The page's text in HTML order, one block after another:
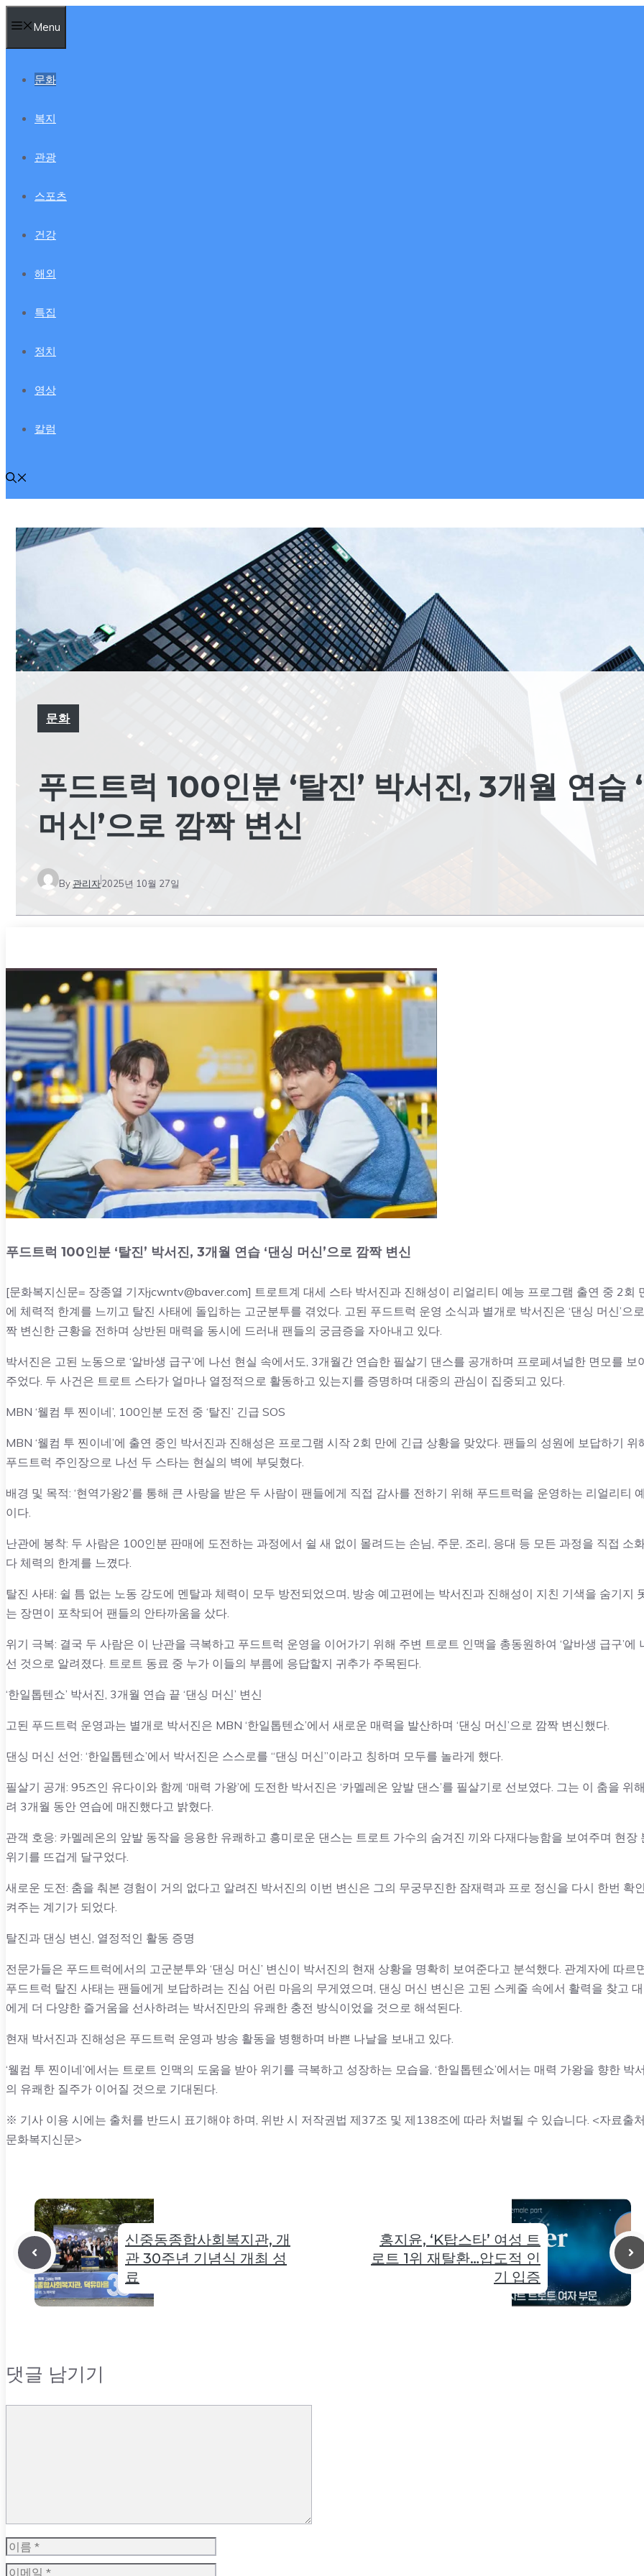
텐
츠
Menu
문화
복지
관광
스포츠
건강
해외
특집
정치
영상
칼럼
문화
푸드트럭 100인분 ‘탈진’ 박서진, 3개월 연습
머신’으로 깜짝 변신
By관리자2025년 10월 27일
푸드트럭 100인분 ‘탈진’ 박서진, 3개월 연습 ‘댄싱 머신’으로 깜짝 변신
[문화복지신문= 장종열 기자jcwntv@baver.com] 트로트계 대세 스타 박서진과 진해성이 리얼리티 예능 프로그램 출연 중 2회
에 체력적 한계를 느끼고 탈진 사태에 돌입하는 고군분투를 겪었다. 고된 푸드트럭 운영 소식과 별개로 박서진은 ‘댄싱 머신’으
짝 변신한 근황을 전하며 상반된 매력을 동시에 드러내 팬들의 궁금증을 자아내고 있다.
박서진은 고된 노동으로 ‘알바생 급구’에 나선 현실 속에서도, 3개월간 연습한 필살기 댄스를 공개하며 프로페셔널한 면모를 보
주었다. 두 사건은 트로트 스타가 얼마나 열정적으로 활동하고 있는지를 증명하며 대중의 관심이 집중되고 있다.
MBN ‘웰컴 투 찐이네’, 100인분 도전 중 ‘탈진’ 긴급 SOS
MBN ‘웰컴 투 찐이네’에 출연 중인 박서진과 진해성은 프로그램 시작 2회 만에 긴급 상황을 맞았다. 팬들의 성원에 보답하기 위
푸드트럭 주인장으로 나선 두 스타는 현실의 벽에 부딪혔다.
배경 및 목적: ‘현역가왕2’를 통해 큰 사랑을 받은 두 사람이 팬들에게 직접 감사를 전하기 위해 푸드트럭을 운영하는 리얼리티
이다.
난관에 봉착: 두 사람은 100인분 판매에 도전하는 과정에서 쉴 새 없이 몰려드는 손님, 주문, 조리, 응대 등 모든 과정을 직접 소
다 체력의 한계를 느꼈다.
탈진 사태: 쉴 틈 없는 노동 강도에 멘탈과 체력이 모두 방전되었으며, 방송 예고편에는 박서진과 진해성이 지친 기색을 숨기지
는 장면이 포착되어 팬들의 안타까움을 샀다.
위기 극복: 결국 두 사람은 이 난관을 극복하고 푸드트럭 운영을 이어가기 위해 주변 트로트 인맥을 총동원하여 ‘알바생 급구’에
선 것으로 알려졌다. 트로트 동료 중 누가 이들의 부름에 응답할지 귀추가 주목된다.
‘한일톱텐쇼’ 박서진, 3개월 연습 끝 ‘댄싱 머신’ 변신
고된 푸드트럭 운영과는 별개로 박서진은 MBN ‘한일톱텐쇼’에서 새로운 매력을 발산하며 ‘댄싱 머신’으로 깜짝 변신했다.
댄싱 머신 선언: ‘한일톱텐쇼’에서 박서진은 스스로를 “댄싱 머신”이라고 칭하며 모두를 놀라게 했다.
필살기 공개: 95즈인 유다이와 함께 ‘매력 가왕’에 도전한 박서진은 ‘카멜레온 앞발 댄스’를 필살기로 선보였다. 그는 이 춤을 위
려 3개월 동안 연습에 매진했다고 밝혔다.
관객 호응: 카멜레온의 앞발 동작을 응용한 유쾌하고 흥미로운 댄스는 트로트 가수의 숨겨진 끼와 다재다능함을 보여주며 현장
위기를 뜨겁게 달구었다.
새로운 도전: 춤을 춰본 경험이 거의 없다고 알려진 박서진의 이번 변신은 그의 무궁무진한 잠재력과 프로 정신을 다시 한번 확
켜주는 계기가 되었다.
탈진과 댄싱 변신, 열정적인 활동 증명
전문가들은 푸드트럭에서의 고군분투와 ‘댄싱 머신’ 변신이 박서진의 현재 상황을 명확히 보여준다고 분석했다. 관계자에 따르
푸드트럭 탈진 사태는 팬들에게 보답하려는 진심 어린 마음의 무게였으며, 댄싱 머신 변신은 고된 스케줄 속에서 활력을 찾고
에게 더 다양한 즐거움을 선사하려는 박서진만의 유쾌한 충전 방식이었을 것으로 해석된다.
현재 박서진과 진해성은 푸드트럭 운영과 방송 활동을 병행하며 바쁜 나날을 보내고 있다.
‘웰컴 투 찐이네’에서는 트로트 인맥의 도움을 받아 위기를 극복하고 성장하는 모습을, ‘한일톱텐쇼’에서는 매력 가왕을 향한 박
의 유쾌한 질주가 이어질 것으로 기대된다.
※ 기사 이용 시에는 출처를 반드시 표기해야 하며, 위반 시 저작권법 제37조 및 제138조에 따라 처벌될 수 있습니다. <자료출
문화복지신문>
신중동종합사회복지관, 개
관 30주년 기념식 개최 성
료
홍지윤, ‘K탑스타’ 여성 트
로트 1위 재탈환…압도적 인
기 입증
댓글 남기기
이
름
이